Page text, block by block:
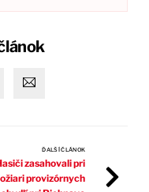
ĎALŠÍ ČLÁNOK
zasahovali pri
provizórnych